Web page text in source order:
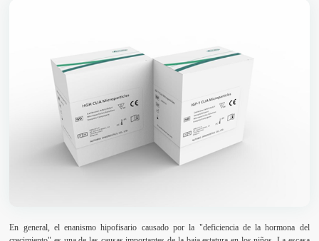
En general, el enanismo hipofisario causado por la "deficiencia de la hormona del